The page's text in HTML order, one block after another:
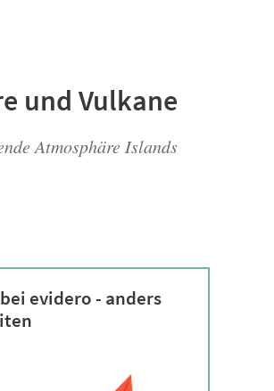
und Vulkane
Atmosphäre Islands
evidero - anders